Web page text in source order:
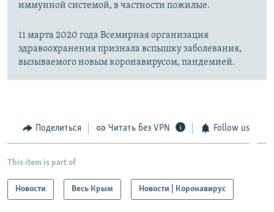
иммунной системой, в частности пожилые.
11 марта 2020 года Всемирная организация
здравоохранения признала вспышку заболевания,
вызываемого новым коронавирусом, пандемией.
Поделиться Читать без VPN Follow us
This item is part of
Новости Весь Крым Новости | Коронавирус